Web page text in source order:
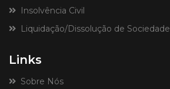
Insolvência Civil
Liquidação/Dissolução de Sociedade
Links
Sobre Nós